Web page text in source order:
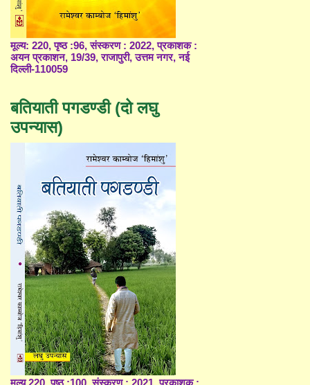
मूल्य: 220, पृष्ठ :96, संस्करण : 2022, प्रकाशक :
अयन प्रकाशन, 19/39, राजापुरी, उत्तम नगर, नई
दिल्ली-110059
बतियाती पगडण्डी (दो लघु
उपन्यास)